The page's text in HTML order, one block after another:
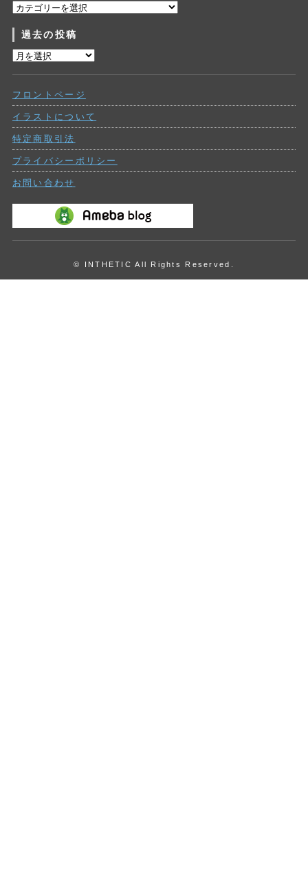
カ
ゴ
リ
ー
過去の投稿
過
投
稿
フロントページ
イラストについて
特定商取引法
プライバシーポリシー
お問い合わせ
© INTHETIC All Rights Reserved.